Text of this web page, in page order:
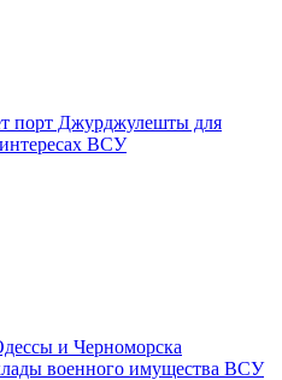
порт Джурджулешты для
ВСУ
и Черноморска
военного имущества ВСУ